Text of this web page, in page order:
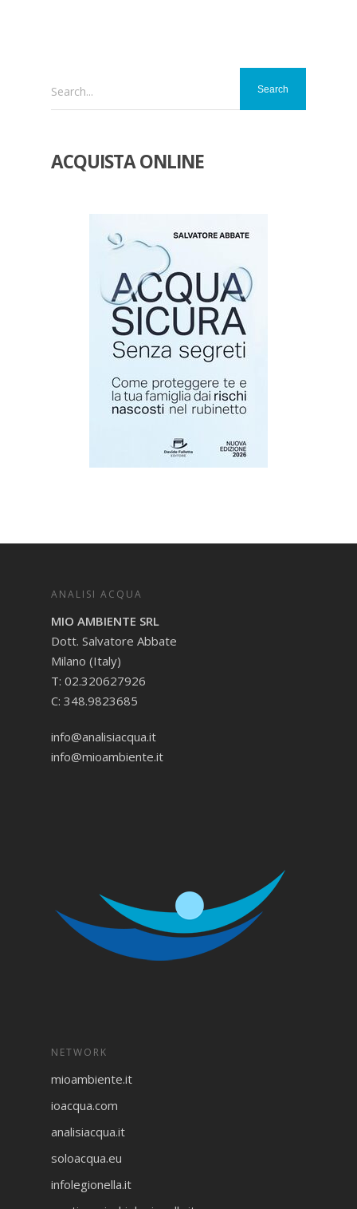
Search...
ACQUISTA ONLINE
ANALISI ACQUA
MIO AMBIENTE SRL
Dott. Salvatore Abbate
Milano (Italy)
T: 02.320627926
C: 348.9823685
info@analisiacqua.it
info@mioambiente.it
NETWORK
mioambiente.it
ioacqua.com
analisiacqua.it
soloacqua.eu
infolegionella.it